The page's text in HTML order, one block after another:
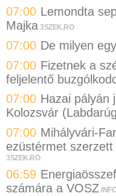
07:00 Lemondta
Majka 3SZEK.RO
07:00 De milyen
07:00 Fizetnek a
feljelentő
07:00 Hazai pályán
Kolozsvár
07:00 Mihályvári-
ezüstérmet
3SZEK.RO
06:59
számára a VOSZ